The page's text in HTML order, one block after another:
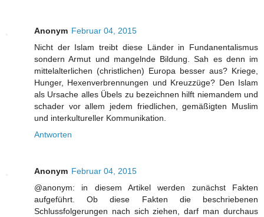
Anonym Februar 04, 2015
Nicht der Islam treibt diese Länder in Fundanentalismus
sondern Armut und mangelnde Bildung. Sah es denn im
mittelalterlichen (christlichen) Europa besser aus? Kriege,
Hunger, Hexenverbrennungen und Kreuzzüge? Den Islam
als Ursache alles Übels zu bezeichnen hilft niemandem und
schader vor allem jedem friedlichen, gemäßigten Muslim
und interkultureller Kommunikation.
Antworten
Anonym Februar 04, 2015
@anonym: in diesem Artikel werden zunächst Fakten
aufgeführt. Ob diese Fakten die beschriebenen
Schlussfolgerungen nach sich ziehen, darf man durchaus